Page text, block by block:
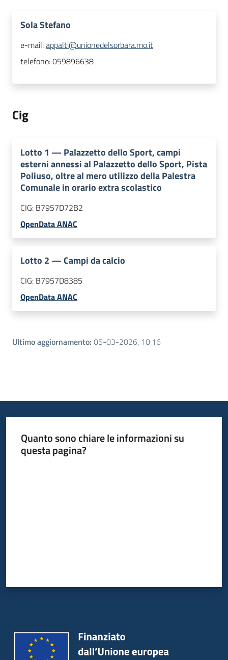
Sola Stefano
e-mail:appalti@unionedelsorbara.mo.it
telefono:059896638
Cig
Lotto 1 — Palazzetto dello Sport, campi
esterni annessi al Palazzetto dello Sport, Pista
Poliuso, oltre al mero utilizzo della Palestra
Comunale in orario extra scolastico
CIG: B7957D72B2
OpenData ANAC
Lotto 2 —Campi da calcio
CIG: B7957D8385
OpenData ANAC
Ultimo aggiornamento: 05-03-2026, 10:16
Quanto sono chiare le informazioni su
questa pagina?